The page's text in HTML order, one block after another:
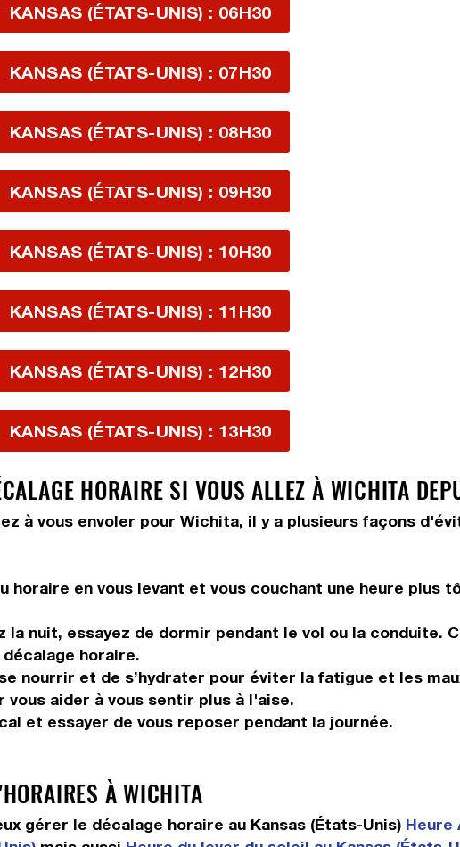
KANSAS (ÉTATS-UNIS) : 06H30
KANSAS (ÉTATS-UNIS) : 07H30
KANSAS (ÉTATS-UNIS) : 08H30
KANSAS (ÉTATS-UNIS) : 09H30
KANSAS (ÉTATS-UNIS) : 10H30
KANSAS (ÉTATS-UNIS) : 11H30
KANSAS (ÉTATS-UNIS) : 12H30
KANSAS (ÉTATS-UNIS) : 13H30
HORAIRE SI VOUS ALLEZ À WICHITA
à vous envoler pour Wichita, il y a plusieurs façons
horaire en vous levant et vous couchant une heure plus
la nuit, essayez de dormir pendant le vol ou la conduite.
horaire.
nourrir et de s’hydrater pour éviter la fatigue et les
vous aider à vous sentir plus à l'aise.
et essayer de vous reposer pendant la journée.
À WICHITA
gérer le décalage horaire au Kansas (États-Unis) Heure